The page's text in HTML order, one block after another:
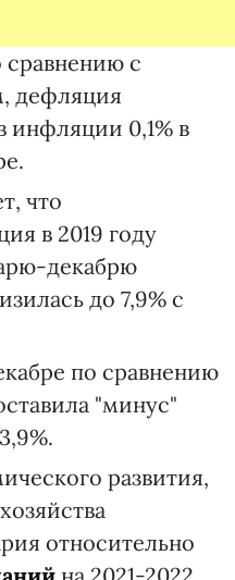
сравнению с
дефляция
инфляции 0,1% в
что
в 2019 году
декабрю
до 7,9% с
по сравнению
"минус"
развития,
относительно